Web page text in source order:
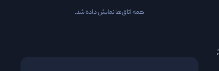
همه اتاق‌ها نمایش داده شد.
;